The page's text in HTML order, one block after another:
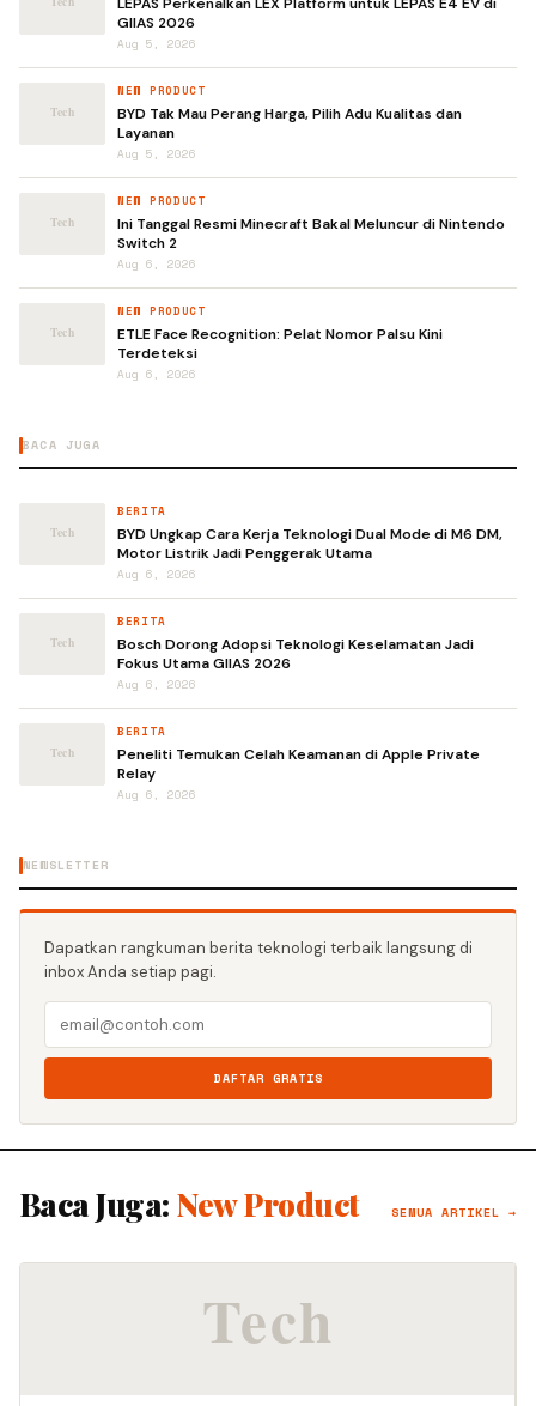
GIIAS 2026
Aug 5, 2026
NEW PRODUCT
BYD Tak Mau Perang Harga, Pilih Adu Kualitas dan
Layanan
Aug 5, 2026
NEW PRODUCT
Ini Tanggal Resmi Minecraft Bakal Meluncur di Nintendo
Switch 2
Aug 6, 2026
NEW PRODUCT
ETLE Face Recognition: Pelat Nomor Palsu Kini
Terdeteksi
Aug 6, 2026
BACA JUGA
BERITA
BYD Ungkap Cara Kerja Teknologi Dual Mode di M6 DM,
Motor Listrik Jadi Penggerak Utama
Aug 6, 2026
BERITA
Bosch Dorong Adopsi Teknologi Keselamatan Jadi
Fokus Utama GIIAS 2026
Aug 6, 2026
BERITA
Peneliti Temukan Celah Keamanan di Apple Private
Relay
Aug 6, 2026
NEWSLETTER
Dapatkan rangkuman berita teknologi terbaik langsung di
inbox Anda setiap pagi.
DAFTAR GRATIS
Baca Juga: New Product SEMUA ARTIKEL →